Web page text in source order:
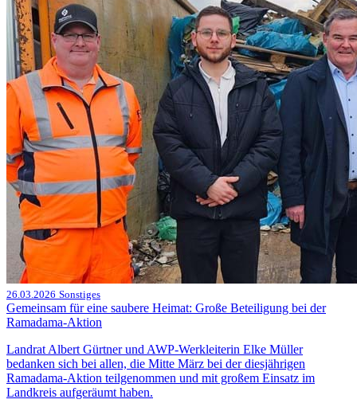
26.03.2026 Sonstiges
Gemeinsam für eine saubere Heimat: Große Beteiligung bei der
Ramadama-Aktion
Landrat Albert Gürtner und AWP-Werkleiterin Elke Müller
bedanken sich bei allen, die Mitte März bei der diesjährigen
Ramadama-Aktion teilgenommen und mit großem Einsatz im
Landkreis aufgeräumt haben.